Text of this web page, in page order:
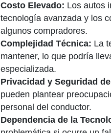
Costo Elevado: Los autos
tecnología avanzada y los
algunos compradores.
Complejidad Técnica: La
mantener, lo que podría
especializada.
Privacidad y Seguridad
pueden plantear
personal del conductor.
Dependencia de la